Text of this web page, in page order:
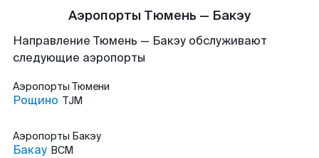
Аэропорты Тюмень — Бакэу
Направление Тюмень — Бакэу обслуживают
следующие аэропорты
Аэропорты Тюмени
Рощино TJM
Аэропорты Бакэу
Бакау BCM